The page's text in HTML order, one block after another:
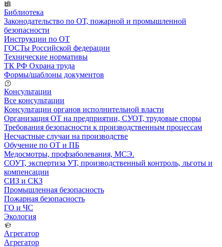
Библиотека
Законодательство по ОТ, пожарной и промышленной
безопасности
Инструкции по ОТ
ГОСТы Российской федерации
Технические нормативы
ТК РФ Охрана труда
Формы/шаблоны документов
Консультации
Все консультации
Консультации органов исполнительной власти
Организация ОТ на предприятии, СУОТ, трудовые споры
Требования безопасности к производственным процессам
Несчастные случаи на производстве
Обучение по ОТ и ПБ
Медосмотры, профзаболевания, МСЭ.
СОУТ, экспертиза УТ, производственный контроль, льготы и
компенсации
СИЗ и СКЗ
Промышленная безопасность
Пожарная безопасность
ГО и ЧС
Экология
Агрегатор
Агрегатор